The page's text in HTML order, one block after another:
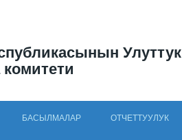
Улуттук
комитети
БАСЫЛМАЛАР ОТЧЕТТУУЛУК